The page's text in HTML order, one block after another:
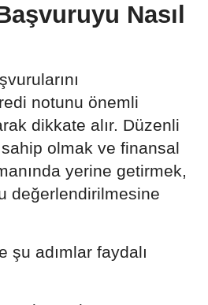
Nasıl
notunu önemli
dikkate alır. Düzenli
olmak ve finansal
yerine getirmek,
değerlendirilmesine
şu adımlar faydalı